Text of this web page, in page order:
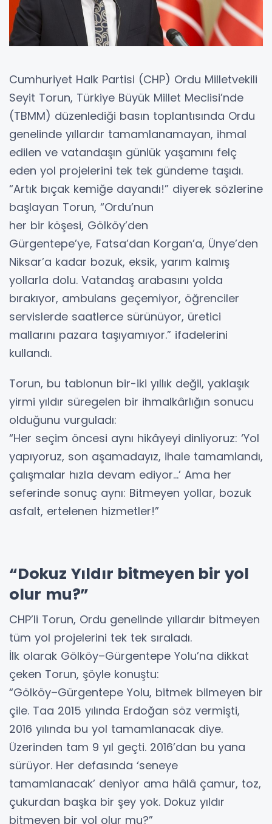
Cumhuriyet Halk Partisi (CHP) Ordu Milletvekili
Seyit Torun, Türkiye Büyük Millet Meclisi’nde
(TBMM) düzenlediği basın toplantısında Ordu
genelinde yıllardır tamamlanamayan, ihmal
edilen ve vatandaşın günlük yaşamını felç
eden yol projelerini tek tek gündeme taşıdı.
“Artık bıçak kemiğe dayandı!” diyerek sözlerine
başlayan Torun, “Ordu’nun
her bir köşesi, Gölköy’den
Gürgentepe’ye, Fatsa’dan Korgan’a, Ünye’den
Niksar’a kadar bozuk, eksik, yarım kalmış
yollarla dolu. Vatandaş arabasını yolda
bırakıyor, ambulans geçemiyor, öğrenciler
servislerde saatlerce sürünüyor, üretici
mallarını pazara taşıyamıyor.” ifadelerini
kullandı.
Torun, bu tablonun bir-iki yıllık değil, yaklaşık
yirmi yıldır süregelen bir ihmalkârlığın sonucu
olduğunu vurguladı:
“Her seçim öncesi aynı hikâyeyi dinliyoruz: ‘Yol
yapıyoruz, son aşamadayız, ihale tamamlandı,
çalışmalar hızla devam ediyor…’ Ama her
seferinde sonuç aynı: Bitmeyen yollar, bozuk
asfalt, ertelenen hizmetler!”
“Dokuz Yıldır bitmeyen bir yol
olur mu?”
CHP’li Torun, Ordu genelinde yıllardır bitmeyen
tüm yol projelerini tek tek sıraladı.
İlk olarak Gölköy–Gürgentepe Yolu’na dikkat
çeken Torun, şöyle konuştu:
“Gölköy–Gürgentepe Yolu, bitmek bilmeyen bir
çile. Taa 2015 yılında Erdoğan söz vermişti,
2016 yılında bu yol tamamlanacak diye.
Üzerinden tam 9 yıl geçti. 2016’dan bu yana
sürüyor. Her defasında ‘seneye
tamamlanacak’ deniyor ama hâlâ çamur, toz,
çukurdan başka bir şey yok. Dokuz yıldır
bitmeyen bir yol olur mu?”